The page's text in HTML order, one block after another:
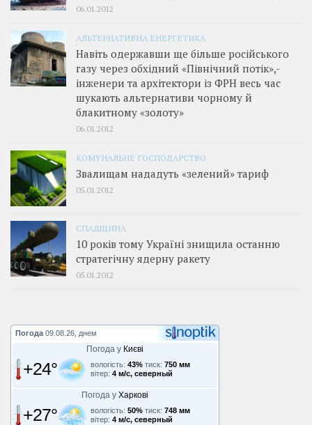
06.01.2012
АЛЬТЕРНАТИВНА ЕНЕРГЕТИКА
Навіть одержавши ще більше російського
газу через обхідний «Північний потік»,­
інженери та архітектори із ФРН весь час
шукають альтернативи чорному й
блакитному «золоту»
06.01.2012
КОМУНАЛЬНЕ ГОСПОДАРСТВО
Звалищам нададуть «зелений» тариф
05.01.2012
СПАДЩИНА
10 років тому Україні знищила останню
стратегічну ядерну ракету
05.01.2012
Погода 09.08.26, днем
Погода у Києві
+24° вологість: 43% тиск: 750 мм
вітер: 4 м/с, северный
Погода у Харкові
+27° вологість: 50% тиск: 748 мм
вітер: 4 м/с, северный